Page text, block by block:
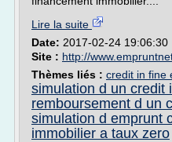
Lire la suite
Date: 2017-02-24 19:06:30
Site : http://
Thèmes liés : credit in fine
simulation d un credit
remboursement d un
simulation d emprunt
immobilier a taux zero